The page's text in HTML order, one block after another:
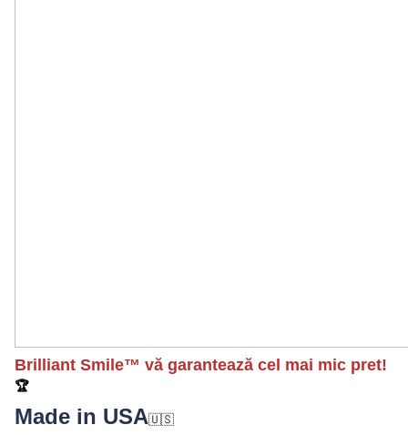
Brilliant Smile™ vă garantează cel mai mic pret!
🏆
Made in USA🇺🇸